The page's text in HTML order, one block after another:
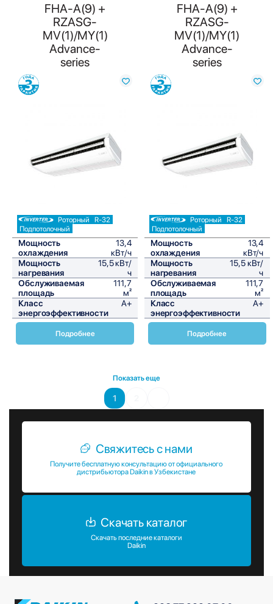
FHA-A(9) +
RZASG-
MV(1)/MY(1)
Advance-
series
Сравнить
Роторный
R-32
Подпотолочный
Мощность
охлаждения
13,4
кВт/ч
Мощность
нагревания
15,5 кВт/
ч
Обслуживаемая
площадь
111,7
м²
Класс
энергоэффективности
A+
Подробнее
FHA-A(9) +
RZASG-
MV(1)/MY(1)
Advance-
series
Сравнить
Роторный
R-32
Подпотолочный
Мощность
охлаждения
13,4
кВт/ч
Мощность
нагревания
15,5 кВт/
ч
Обслуживаемая
площадь
111,7
м²
Класс
энергоэффективности
A+
Подробнее
Показать еще
1
Свяжитесь с нами
Получите бесплатную консультацию от официального
дистрибьютора Daikin в Узбекистане
Скачать каталог
Скачать последние каталоги
Daikin